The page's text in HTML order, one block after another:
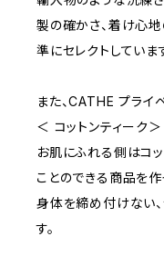
E70
YELLOW
PURPLE
BLUE
ORANGE
5000~
製の確かさ、着け心
準にセレクトしていま
また、CATHE プラ
＜ コットンティーク＞
お肌にふれる側はコ
ことのできる商品を作
身体を締め付けない
す。